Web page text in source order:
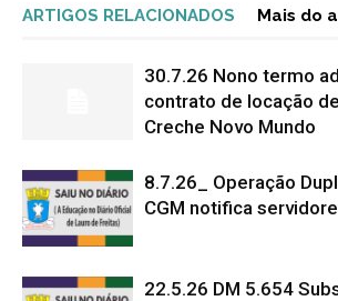
ARTIGOS RELACIONADOS Mais do
30.7.26 Nono termo
contrato de locação
Creche Novo Mundo
8.7.26_ Operação
CGM notifica
22.5.26 DM 5.654